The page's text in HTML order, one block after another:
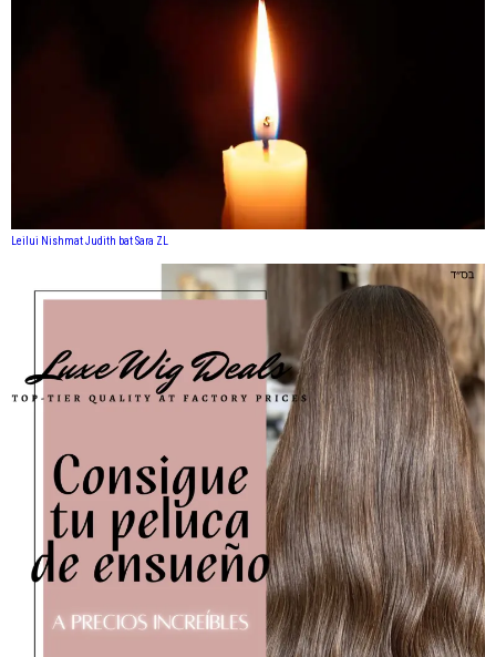
Leilui Nishmat Judith bat Sara ZL